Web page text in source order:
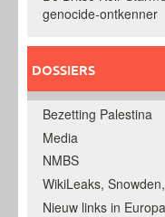
genocide-ontkenner
DOSSIERS
Bezetting Palestina
Media
NMBS
WikiLeaks,
Nieuw links in Europa